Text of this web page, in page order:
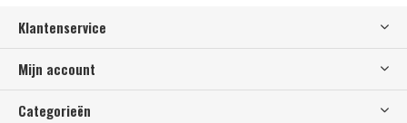
Klantenservice
Mijn account
Categorieën